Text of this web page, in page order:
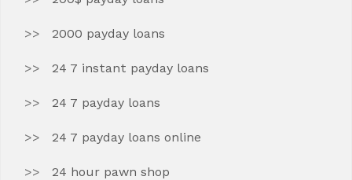
2000 payday loans
24 7 instant payday loans
24 7 payday loans
24 7 payday loans online
24 hour pawn shop